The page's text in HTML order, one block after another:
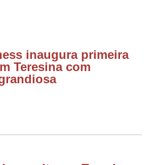
inaugura primeira
Teresina com